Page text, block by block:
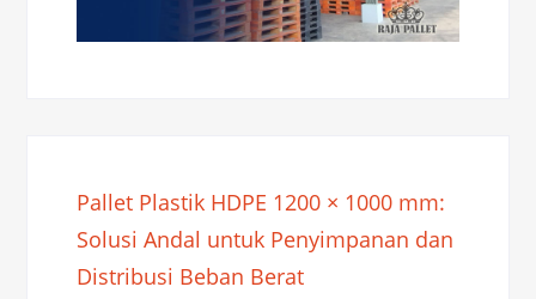
Pallet Plastik HDPE 1200 × 1000 mm:
Solusi Andal untuk Penyimpanan dan
Distribusi Beban Berat